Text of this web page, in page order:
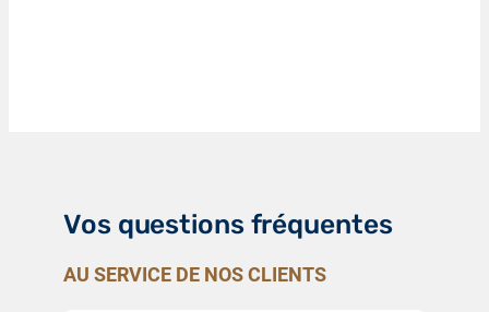
Vos questions fréquentes
AU SERVICE DE NOS CLIENTS